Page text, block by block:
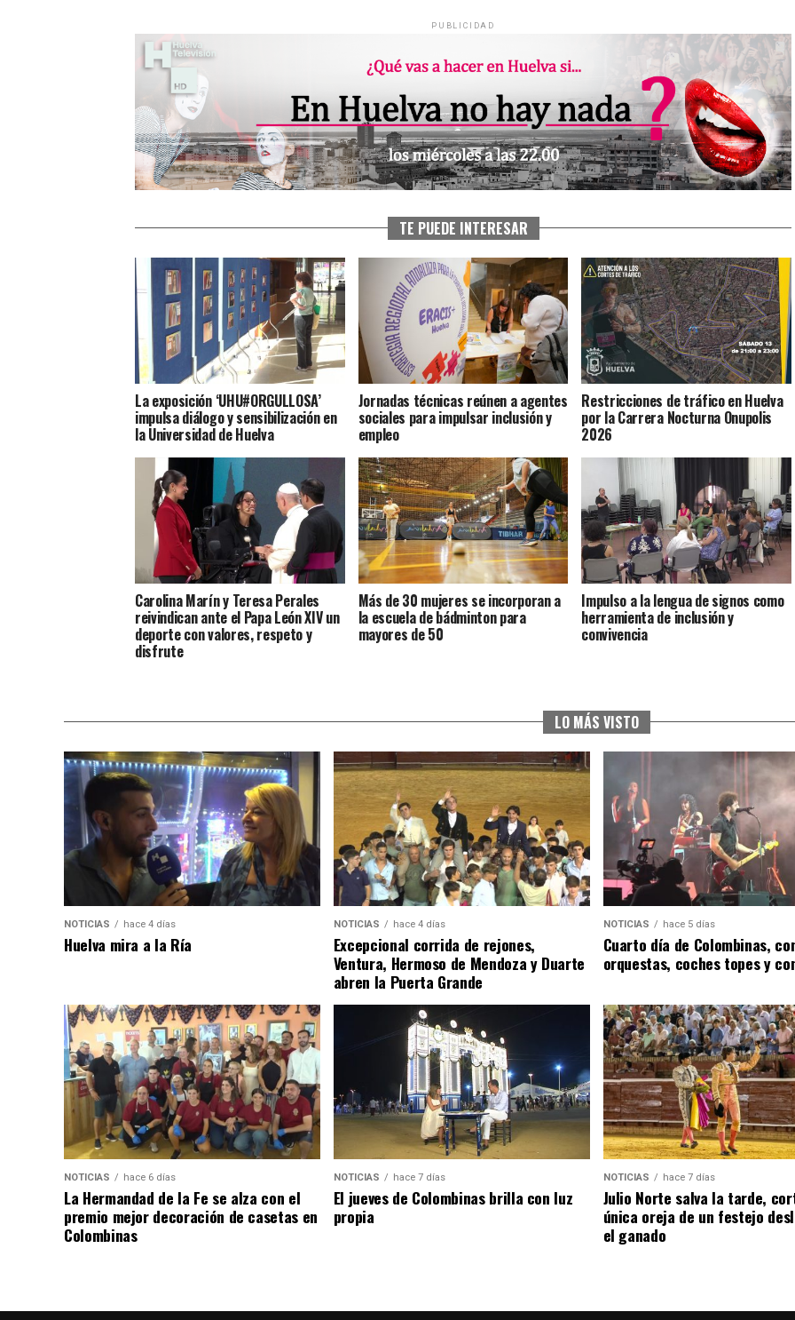
PUBLICIDAD
TE PUEDE INTERESAR
La exposición ‘UHU#ORGULLOSA’
impulsa diálogo y sensibilización en
la Universidad de Huelva
Jornadas técnicas reúnen a agentes
sociales para impulsar inclusión y
empleo
Restricciones de tráfico en Huelva
por la Carrera Nocturna Onupolis
2026
Carolina Marín y Teresa Perales
reivindican ante el Papa León XIV un
deporte con valores, respeto y
disfrute
Más de 30 mujeres se incorporan a
la escuela de bádminton para
mayores de 50
Impulso a la lengua de signos como
herramienta de inclusión y
convivencia
LO MÁS VISTO
NOTICIAS hace 4 días
Huelva mira a la Ría
NOTICIAS hace 4 días
Excepcional corrida de rejones,
Ventura, Hermoso de Mendoza y Duarte
abren la Puerta Grande
NOTICIAS hace 5 días
Cuarto día de Colombinas,
orquestas, coches topes y
NOTICIAS hace 6 días
La Hermandad de la Fe se alza con el
premio mejor decoración de casetas en
Colombinas
NOTICIAS hace 7 días
El jueves de Colombinas brilla con luz
propia
NOTICIAS hace 7 días
Julio Norte salva la tarde,
única oreja de un festejo
el ganado